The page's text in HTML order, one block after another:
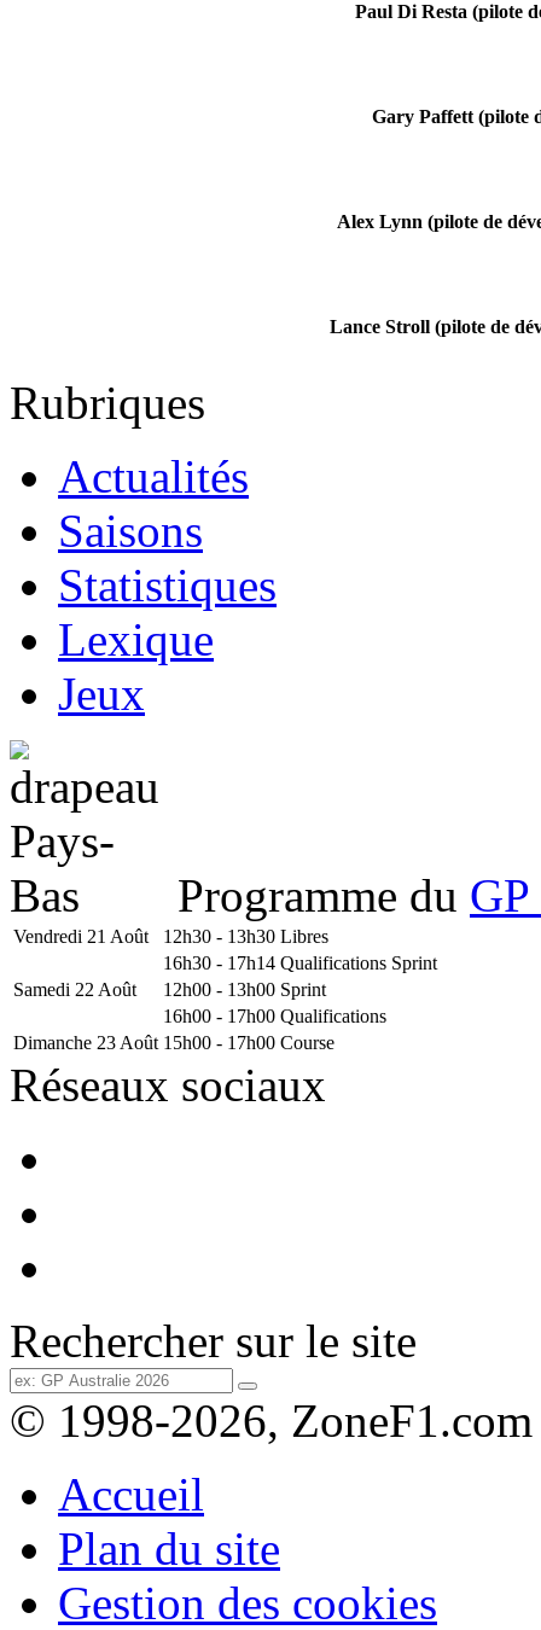
Paul Di Resta (pilote
Gary Paffett (pilote
Alex Lynn (pilote de
Lance Stroll (pilote de
Rubriques
Actualités
Saisons
Statistiques
Lexique
Jeux
Programme du
Vendredi 21 Août 12h30 - 13h30 Libres
16h30 - 17h14 Qualifications Sprint
Samedi 22 Août
12h00 - 13h00 Sprint
16h00 - 17h00 Qualifications
Dimanche 23 Août 15h00 - 17h00 Course
Réseaux sociaux
Rechercher sur le site
© 1998-2026, ZoneF1.com
Accueil
Plan du site
Gestion des cookies